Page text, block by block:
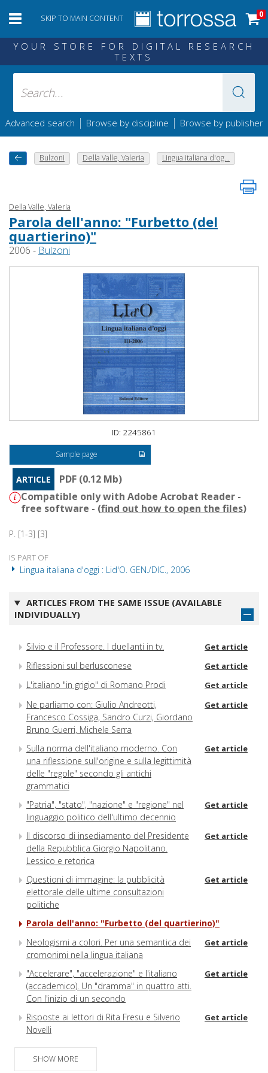
SKIP TO MAIN CONTENT 0
YOUR STORE FOR DIGITAL RESEARCH
TEXTS
Advanced search | Browse by discipline | Browse by publisher
Bulzoni Della Valle, Valeria Lingua italiana d'og...
Della Valle, Valeria
Parola dell'anno: "Furbetto (del
quartierino)"
2006 - Bulzoni
ID: 2245861
Sample page
ARTICLE
PDF (0.12 Mb)
Compatible only with Adobe Acrobat Reader -
free software - (find out how to open the files)
P. [1-3] [3]
IS PART OF
Lingua italiana d'oggi : Lid'O. GEN./DIC., 2006
ARTICLES FROM THE SAME ISSUE (AVAILABLE
INDIVIDUALLY)
Silvio e il Professore. I duellanti in tv. Get article
Riflessioni sul berlusconese Get article
L'italiano "in grigio" di Romano Prodi Get article
Ne parliamo con: Giulio Andreotti,
Francesco Cossiga, Sandro Curzi, Giordano
Bruno Guerri, Michele Serra
Get article
Sulla norma dell'italiano moderno. Con
una riflessione sull'origine e sulla legittimità
delle "regole" secondo gli antichi
grammatici
Get article
"Patria", "stato", "nazione" e "regione" nel
linguaggio politico dell'ultimo decennio
Get article
Il discorso di insediamento del Presidente
della Repubblica Giorgio Napolitano.
Lessico e retorica
Get article
Questioni di immagine: la pubblicità
elettorale delle ultime consultazioni
politiche
Get article
Parola dell'anno: "Furbetto (del quartierino)"
Neologismi a colori. Per una semantica dei
cromonimi nella lingua italiana
Get article
"Accelerare", "accelerazione" e l'italiano
(accademico). Un "dramma" in quattro atti.
Con l'inizio di un secondo
Get article
Risposte ai lettori di Rita Fresu e Silverio
Novelli
Get article
Dal nome proprio al nome proprio: la
transonimizzazione imperante
SHOW MORE